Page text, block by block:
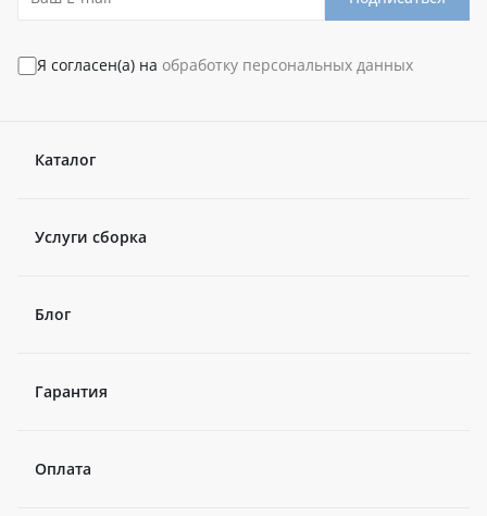
Я согласен(а) на обработку персональных данных
Каталог
Услуги сборка
Блог
Гарантия
Оплата